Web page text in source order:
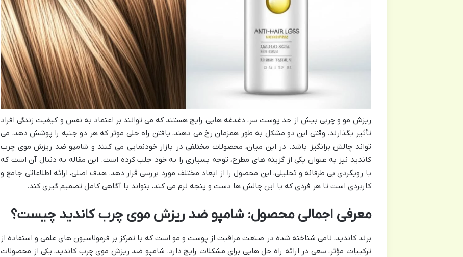
ریزش مو و چربی بیش از حد پوست سر، دغدغه هایی رایج هستند که می توانند بر اعتماد به نفس و کیفیت زندگی افراد
تأثیر بگذارند. وقتی این دو مشکل به طور همزمان رخ می دهند، یافتن راه حلی موثر که هر دو جنبه را پوشش دهد، می
تواند چالش برانگیز باشد. در این میان، محصولات مختلفی در بازار خودنمایی می کنند و شامپو ضد ریزش موی چرب
کاندید نیز به عنوان یکی از گزینه های مطرح، توجه بسیاری را به خود جلب کرده است. این مقاله به دنبال آن است که
با رویکردی بی طرفانه و تحلیلی، این محصول را از ابعاد مختلف مورد بررسی قرار دهد. هدف اصلی، ارائه اطلاعاتی جامع و
کاربردی است تا هر فردی که با این چالش ها دست و پنجه نرم می کند، بتواند با آگاهی کامل تصمیم گیری کند.
معرفی اجمالی محصول: شامپو ضد ریزش موی چرب کاندید چیست؟
برند کاندید، نامی شناخته شده در صنعت مراقبت از پوست و مو است که با تمرکز بر فرمولاسیون های علمی و استفاده از
ترکیبات مؤثر، سعی در ارائه راه حل هایی برای مشکلات رایج دارد. شامپو ضد ریزش موی چرب کاندید، یکی از محصولات